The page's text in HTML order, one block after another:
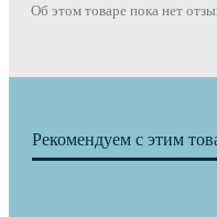
Об этом товаре пока нет
Рекомендуем с этим